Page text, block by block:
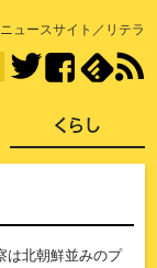
ュースサイト／リテラ
TwitterFacebook
は北朝鮮並みのプ